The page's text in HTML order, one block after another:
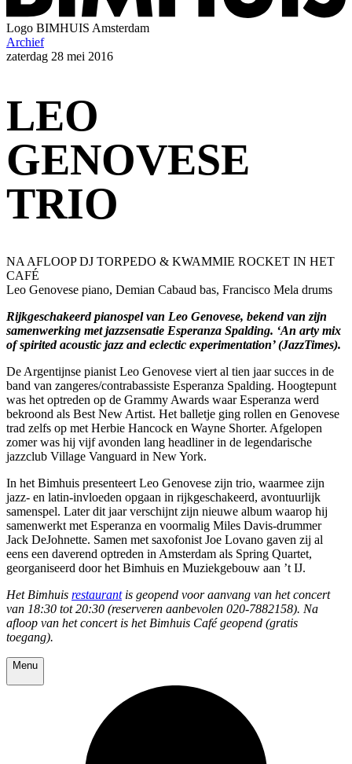
Logo BIMHUIS Amsterdam
Archief
zaterdag 28 mei 2016
LEO
GENOVESE
TRIO
NA AFLOOP DJ TORPEDO & KWAMMIE ROCKET IN HET
CAFÉ
Leo Genovese piano, Demian Cabaud bas, Francisco Mela drums
Rijkgeschakeerd pianospel van Leo Genovese, bekend van zijn
samenwerking met jazzsensatie Esperanza Spalding. ‘An arty mix
of spirited acoustic jazz and eclectic experimentation’ (JazzTimes).
De Argentijnse pianist Leo Genovese viert al tien jaar succes in de
band van zangeres/contrabassiste Esperanza Spalding. Hoogtepunt
was het optreden op de Grammy Awards waar Esperanza werd
bekroond als Best New Artist. Het balletje ging rollen en Genovese
trad zelfs op met Herbie Hancock en Wayne Shorter. Afgelopen
zomer was hij vijf avonden lang headliner in de legendarische
jazzclub Village Vanguard in New York.
In het Bimhuis presenteert Leo Genovese zijn trio, waarmee zijn
jazz- en latin-invloeden opgaan in rijkgeschakeerd, avontuurlijk
samenspel. Later dit jaar verschijnt zijn nieuwe album waarop hij
samenwerkt met Esperanza en voormalig Miles Davis-drummer
Jack DeJohnette. Samen met saxofonist Joe Lovano gaven zij al
eens een daverend optreden in Amsterdam als Spring Quartet,
georganiseerd door het Bimhuis en Muziekgebouw aan ’t IJ.
Het Bimhuis restaurantis geopend voor aanvang van het concert
van 18:30 tot 20:30 (reserveren aanbevolen 020-7882158). Na
afloop van het concert is het Bimhuis Café geopend (gratis
toegang).
Menu